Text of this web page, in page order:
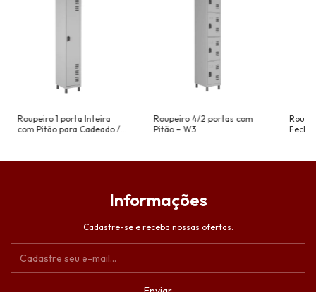
Roupeiro 1 porta Inteira
com Pitão para Cadeado /
Roupeiro 4/2 portas com
Pitão – W3
Informações
Cadastre-se e receba nossas ofertas.